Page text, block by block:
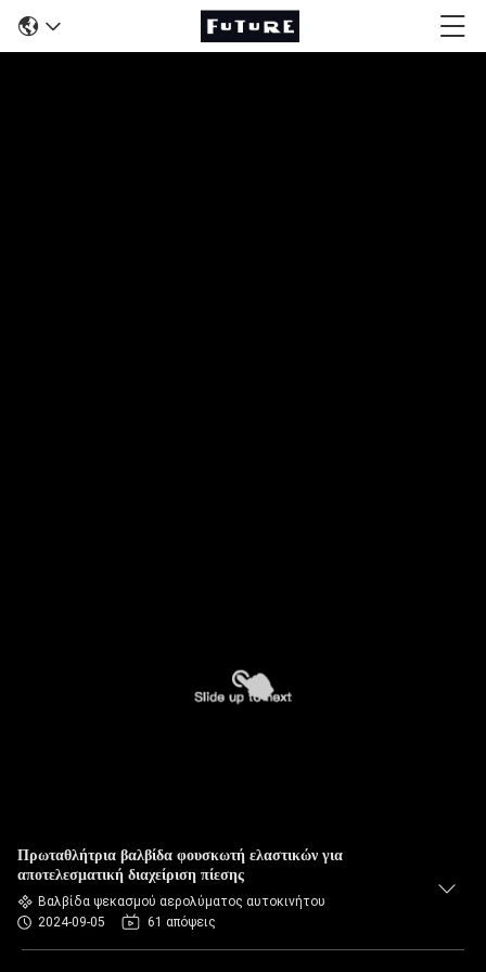
Πρωταθλήτρια βαλβίδα φουσκωτή ελαστικών για
αποτελεσματική διαχείριση πίεσης
Βαλβίδα ψεκασμού αερολύματος αυτοκινήτου
2024-09-05
61 απόψεις